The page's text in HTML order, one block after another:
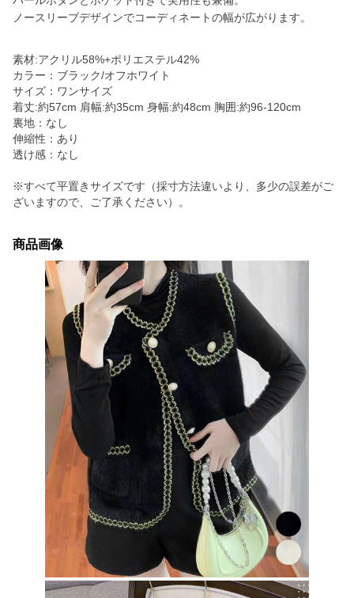
ノースリーブデザインでコーディネートの幅が広がります。
素材:アクリル58%+ポリエステル42%
カラー：ブラック/オフホワイト
サイズ：ワンサイズ
着丈:約57cm 肩幅:約35cm 身幅:約48cm 胸囲:約96-120cm
裏地：なし
伸縮性：あり
透け感：なし
※すべて平置きサイズです（採寸方法違いより、多少の誤差がご
ざいますので、ご了承ください）。
商品画像